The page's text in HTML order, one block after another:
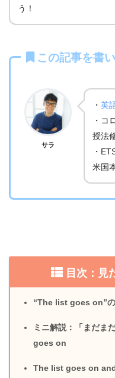
う！
この記事を書
サラ
・ 英
・コ
授法
・
米国
目次：見
“The list goes on”の
ミニ解説：「まだま
goes on
The list goes on